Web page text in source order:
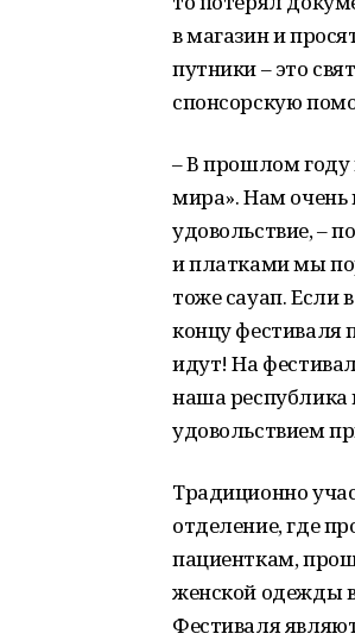
в магазин и
путники – это
спонсорскую
– В прошлом году
мира». Нам
удовольствие, –
и платками мы
тоже сауап. Если
концу фестиваля
идут! На
наша республика
удовольствием
Традиционно
отделение, где
пациенткам,
женской одежды
Фестиваля